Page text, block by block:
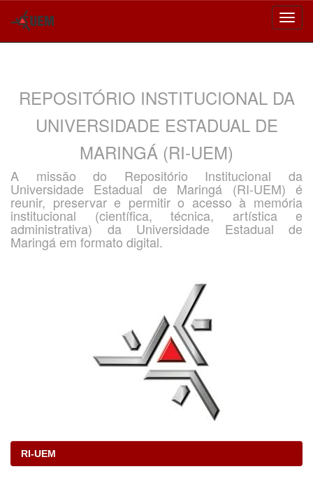
REPOSITÓRIO INSTITUCIONAL DA
UNIVERSIDADE ESTADUAL DE
MARINGÁ (RI-UEM)
A missão do Repositório Institucional da
Universidade Estadual de Maringá (RI-UEM) é
reunir, preservar e permitir o acesso à memória
institucional (científica, técnica, artística e
administrativa) da Universidade Estadual de
Maringá em formato digital.
RI-UEM